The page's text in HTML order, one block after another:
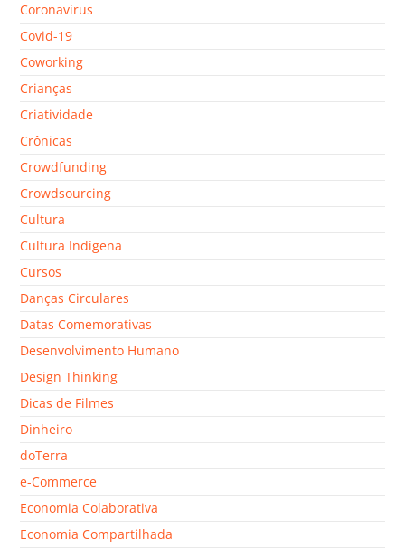
Coronavírus
Covid-19
Coworking
Crianças
Criatividade
Crônicas
Crowdfunding
Crowdsourcing
Cultura
Cultura Indígena
Cursos
Danças Circulares
Datas Comemorativas
Desenvolvimento Humano
Design Thinking
Dicas de Filmes
Dinheiro
doTerra
e-Commerce
Economia Colaborativa
Economia Compartilhada